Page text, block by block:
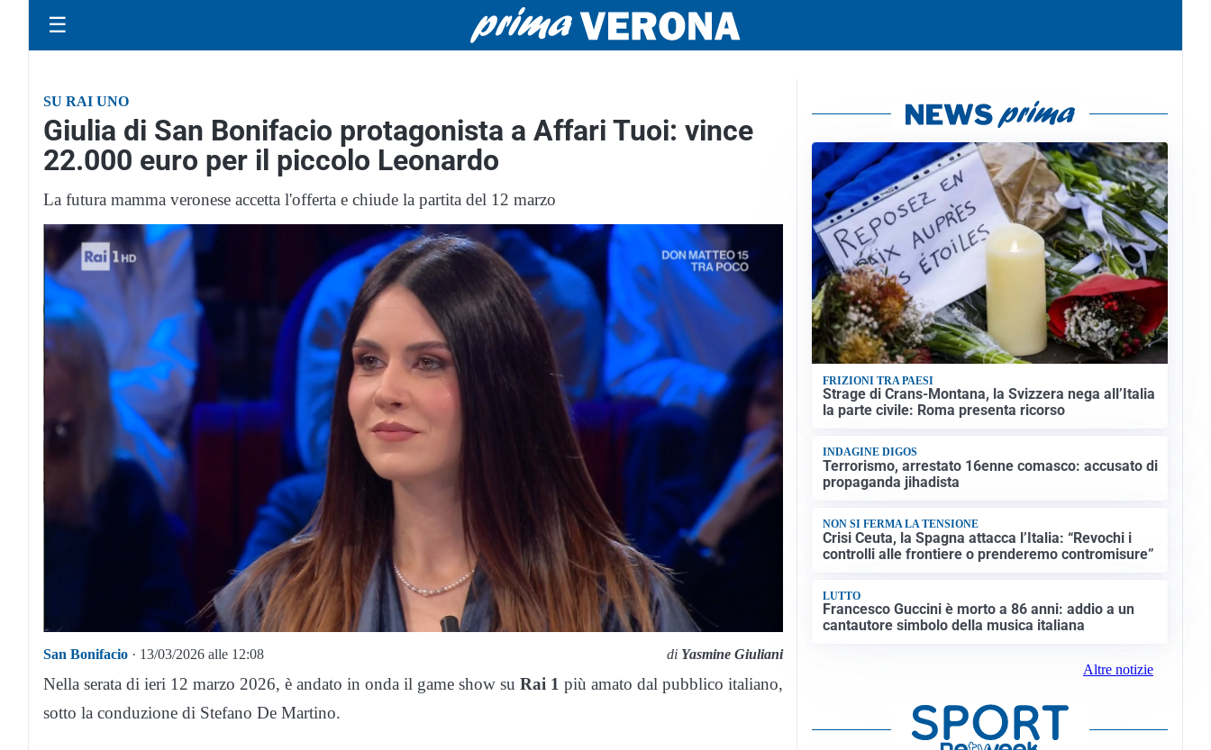
☰
SU RAI UNO
Giulia di San Bonifacio protagonista a Affari Tuoi: vince
22.000 euro per il piccolo Leonardo
La futura mamma veronese accetta l'offerta e chiude la partita del 12 marzo
San Bonifacio · 13/03/2026 alle 12:08 di Yasmine Giuliani
Nella serata di ieri 12 marzo 2026, è andato in onda il game show su Rai 1 più amato dal pubblico italiano,
sotto la conduzione di Stefano De Martino.
FRIZIONI TRA PAESI
Strage di Crans-Montana, la Svizzera nega all’Italia
la parte civile: Roma presenta ricorso
INDAGINE DIGOS
Terrorismo, arrestato 16enne comasco: accusato di
propaganda jihadista
NON SI FERMA LA TENSIONE
Crisi Ceuta, la Spagna attacca l’Italia: “Revochi i
controlli alle frontiere o prenderemo contromisure”
LUTTO
Francesco Guccini è morto a 86 anni: addio a un
cantautore simbolo della musica italiana
Altre notizie